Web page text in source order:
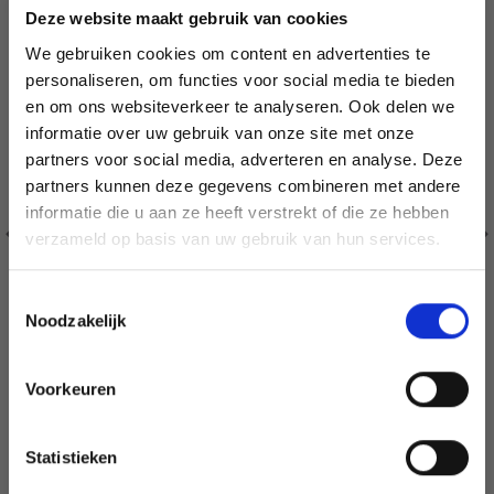
Deze website maakt gebruik van cookies
We gebruiken cookies om content en advertenties te
personaliseren, om functies voor social media te bieden
en om ons websiteverkeer te analyseren. Ook delen we
informatie over uw gebruik van onze site met onze
partners voor social media, adverteren en analyse. Deze
partners kunnen deze gegevens combineren met andere
informatie die u aan ze heeft verstrekt of die ze hebben
verzameld op basis van uw gebruik van hun services.
Noodzakelijk
Voorkeuren
Statistieken
BORDUURPAKKET RODE ROZEN 53 X 43 CM
EUR 56.35EUR 70.40
Économisez jusqu'à 50 %
Soyez le premier à connaître nos soldes et